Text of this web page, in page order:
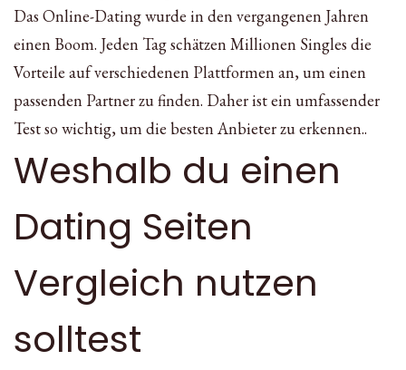
Das Online-Dating wurde in den vergangenen Jahren
einen Boom. Jeden Tag schätzen Millionen Singles die
Vorteile auf verschiedenen Plattformen an, um einen
passenden Partner zu finden. Daher ist ein umfassender
Test so wichtig, um die besten Anbieter zu erkennen..
Weshalb du einen
Dating Seiten
Vergleich nutzen
solltest